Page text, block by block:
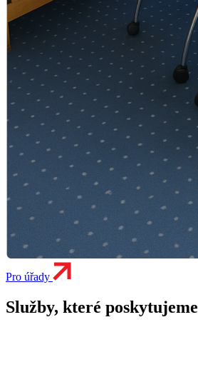
Pro úřady
Služby, které poskytujeme